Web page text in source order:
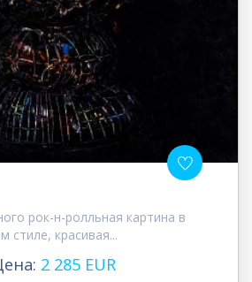
рок-н-ролльная картина в
стиле, красивая...
2 285 EUR